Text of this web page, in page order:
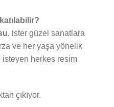
, ister güzel sanatlara
ve her yaşa yönelik
isteyen herkes resim
çıkıyor.